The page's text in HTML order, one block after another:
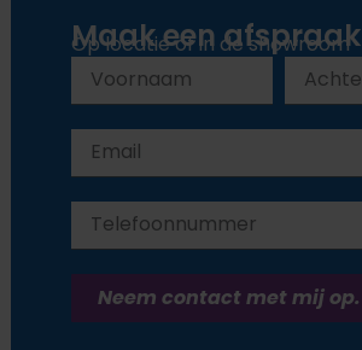
Maak een afspraak
Op locatie of in de showroom
Neem contact met mij op.